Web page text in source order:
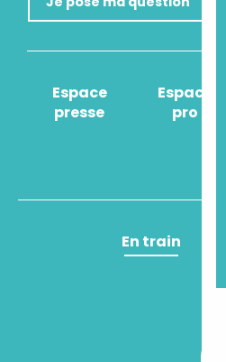
Espace
presse
Espace
pro
En train